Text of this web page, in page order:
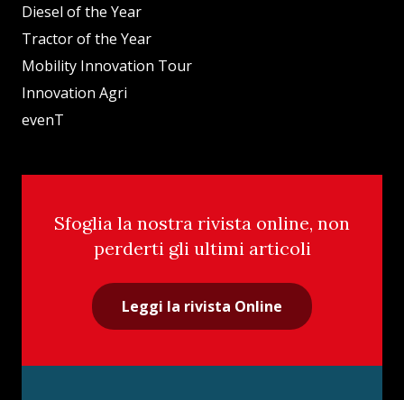
Diesel of the Year
Tractor of the Year
Mobility Innovation Tour
Innovation Agri
evenT
Sfoglia la nostra rivista online, non
perderti gli ultimi articoli
Leggi la rivista Online